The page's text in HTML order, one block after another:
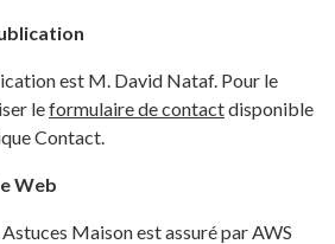
est M. David Nataf. Pour le
leformulaire de contactdisponible
Contact.
Web
Maison est assuré par AWS